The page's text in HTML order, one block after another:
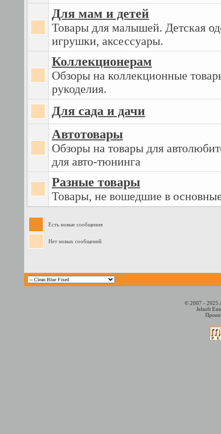
Для мам и детей
Товары для малышей. Детская
игрушки, аксессуары.
Коллекционерам
Обзоры на коллекционные
рукоделия.
Для сада и дачи
Автотовары
Обзоры на товары для
для авто-тюнинга
Разные товары
Товары, не вошедшие в
Есть новые сообщения
Нет новых сообщений
© 2007 - 2025
Jelsoft